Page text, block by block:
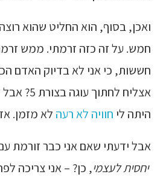
ואכן, בסוף, הוא החליט שהוא
חמש. על זה כזה זרמתי. ממש
חששות, כי אני לא בדיוק האדם
אצליח
היתה לי חוויה לא רעה לא מזמן.
אבל ידעתי שאם אני כבר זורמת
יחסית לעצמי, כן? – אני צריכה